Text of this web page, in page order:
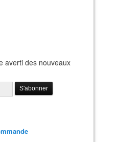
averti des nouveaux